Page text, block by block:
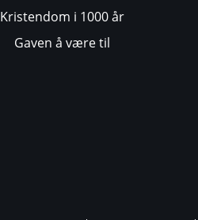
Kristendom i 1000 år
Gaven å være til